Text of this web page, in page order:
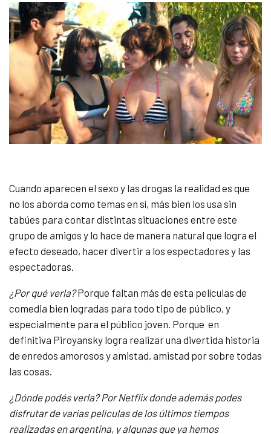
Cuando aparecen el sexo y las drogas la realidad es que
no los aborda como temas en sí, más bien los usa sin
tabúes para contar distintas situaciones entre este
grupo de amigos y lo hace de manera natural que logra el
efecto deseado, hacer divertir a los espectadores y las
espectadoras.
¿Por qué verla?Porque faltan más de esta películas de
comedia bien logradas para todo tipo de público, y
especialmente para el público joven. Porque en
definitiva Piroyansky logra realizar una divertida historia
de enredos amorosos y amistad, amistad por sobre todas
las cosas.
¿Dónde podés verla?Por Netflix donde además podes
disfrutar de varias películas de los últimos tiempos
realizadas en argentina, y algunas que ya hemos